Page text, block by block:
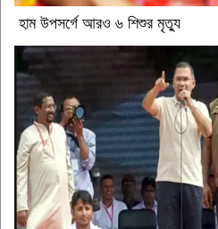
হাম উপসর্গে আরও ৬ শিশুর মৃত্যু